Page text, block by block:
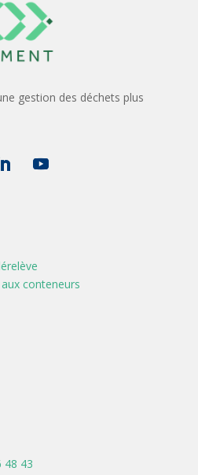
gestion des déchets plus
conteneurs
48 43